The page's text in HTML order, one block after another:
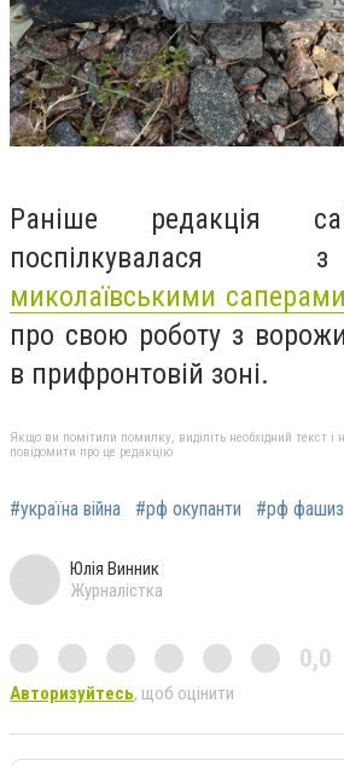
Раніше редакція
миколаївськими саперами
про свою роботу з
в прифронтовій зоні.
Якщо ви помітили помилку, виділіть необхідний текст і
повідомити про це редакцію
#україна війна #рф окупанти #рф
Юлія Винник
Журналістка
0,0
Авторизуйтесь, щоб оцінити